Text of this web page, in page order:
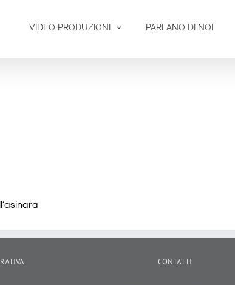
VIDEO PRODUZIONI PARLANO DI NOI
CONTATTI